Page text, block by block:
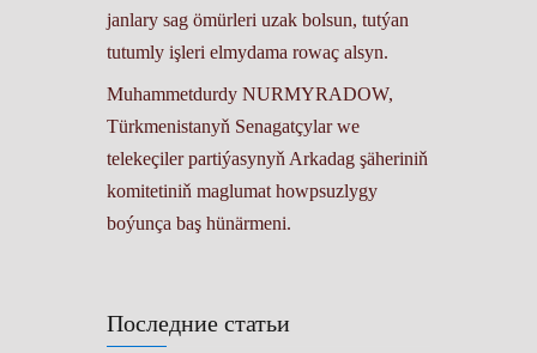
Последние статьи
janlary sag ömürleri uzak bolsun, tutýan
tutumly işleri elmydama rowaç alsyn.
Muhammetdurdy NURMYRADOW,
Türkmenistanyň Senagatçylar we
telekeçiler partiýasynyň Arkadag şäheriniň
komitetiniň maglumat howpsuzlygy
boýunça baş hünärmeni.